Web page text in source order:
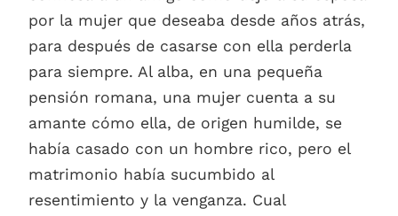
por la mujer que deseaba desde años atrás,
para después de casarse con ella perderla
para siempre. Al alba, en una pequeña
pensión romana, una mujer cuenta a su
amante cómo ella, de origen humilde, se
había casado con un hombre rico, pero el
matrimonio había sucumbido al
resentimiento y la venganza. Cual